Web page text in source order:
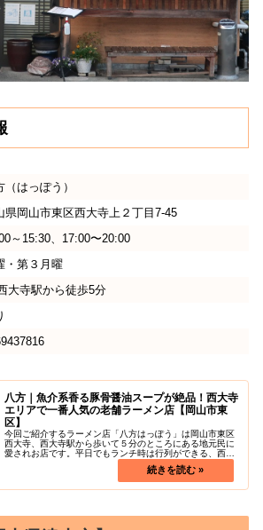
（はっぽう）
県岡山市東区西大寺上２丁目7-45
～15:30、17:00〜20:00
・第３月曜
大寺駅から徒歩5分
八方｜魚介系香る豚骨醤油スープが絶品！西大寺
エリアで一番人気の老舗ラーメン店【岡山市東
区】
今回ご紹介するラーメン店「八方はっぽう」は岡山市東区
西大寺、西大寺駅から歩いて５分のところにある地元民に
愛されお店です。平日でもランチ時は行列ができる、西大
寺エリアでもっとも人気のラーメン屋さんです！昭和23年